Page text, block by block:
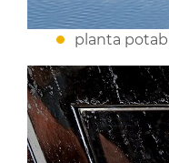
planta